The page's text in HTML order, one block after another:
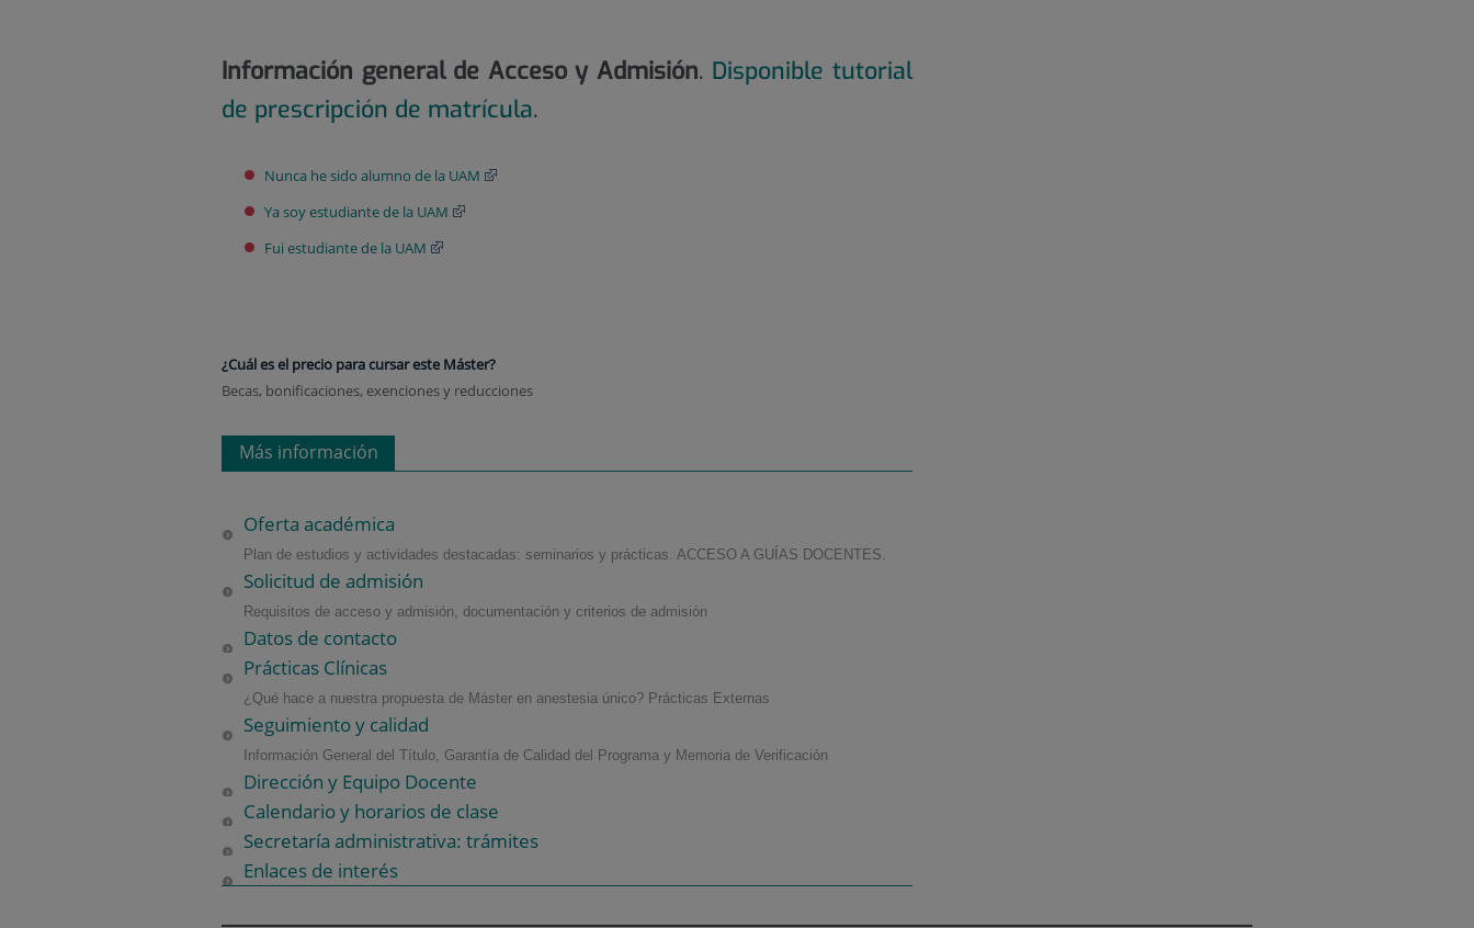
Información general de Acceso y Admisión. Disponible tutorial
de prescripción de matrícula.
Nunca he sido alumno de la UAM
Ya soy estudiante de la UAM
Fui estudiante de la UAM
¿Cuál es el precio para cursar este Máster?
Becas, bonificaciones, exenciones y reducciones
Más información
Oferta académica
Plan de estudios y actividades destacadas: seminarios y prácticas. ACCESO A GUÍAS DOCENTES.
Solicitud de admisión
Requisitos de acceso y admisión, documentación y criterios de admisión
Datos de contacto
Prácticas Clínicas
¿Qué hace a nuestra propuesta de Máster en anestesia único? Prácticas Externas
Seguimiento y calidad
Información General del Título, Garantía de Calidad del Programa y Memoria de Verificación
Dirección y Equipo Docente
Calendario y horarios de clase
Secretaría administrativa: trámites
Enlaces de interés